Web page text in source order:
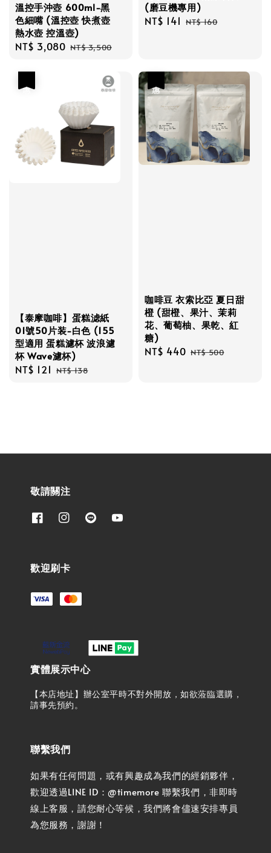
溫控手沖壺 600ml-黑
色細嘴 (溫控壺 快煮壺
熱水壺 控溫壺)
Sale
NT$ 3,080 Regular
NT$ 3,500
(磨豆機專用)
Sale
NT$ 141 Regular
NT$ 160
【泰摩咖啡】蛋糕滤紙
01號50片装-白色 (155
型適用 蛋糕濾杯 波浪濾
杯 Wave濾杯)
Sale
NT$ 121 Regular
NT$ 138
咖啡豆 衣索比亞 夏日甜
橙 (甜橙、果汁、茉莉
花、葡萄柚、果乾、紅
糖)
Sale
NT$ 440 Regular
NT$ 500
敬請關注
歡迎刷卡
實體展示中心
【本店地址】辦公室平時不對外開放，如欲蒞臨選購，
請事先預約。
聯繫我們
如果有任何問題，或有興趣成為我們的經銷夥伴，
歡迎透過LINE ID：@timemore 聯繫我們，非即時
線上客服，請您耐心等候，我們將會儘速安排專員
為您服務，謝謝！